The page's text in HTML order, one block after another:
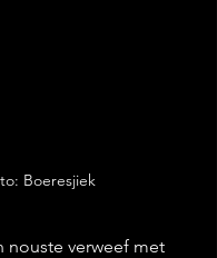
Boeresjiek
nouste verweef met